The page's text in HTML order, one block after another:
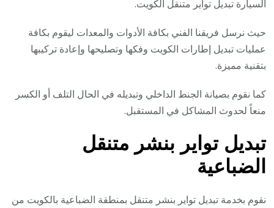
السيارة تبديل تواير متنقل الكويت.
حيث نرسل فريقنا الفني بكافة الأدوات والمعدات ليقوم بكافة
عمليات تبديل إطارات الكويت وفكها وتصليحها وإعادة تركيبها
بتقنية مميزة.
كما نقوم بصيانة الجنط الداخلي وتبديله في الحال التلف أو الكسر
منعاً لحدوث المشاكل في المستقبل.
تبديل تواير بنشر متنقل
الضباعية
نقوم بخدمة تبديل تواير بنشر متنقل بمنطقة الضباعية بالكويت من